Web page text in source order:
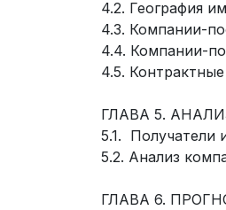
4.2. География
4.3. Компании-
4.4. Компании-
4.5.
ГЛАВА 5.
5.1. Получатели
5.2. Анализ
ГЛАВА 6.